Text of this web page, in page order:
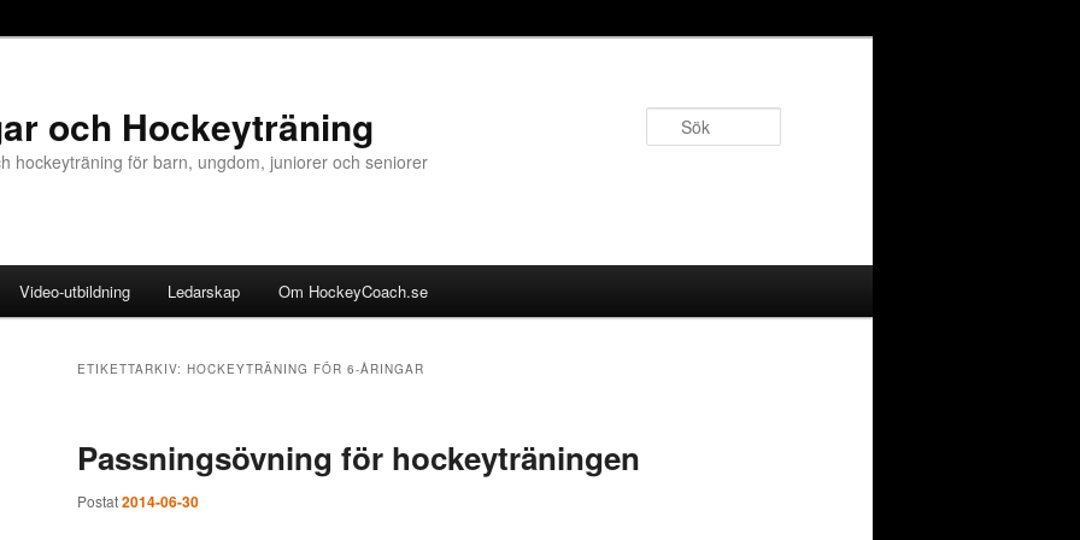
och Hockeyträning
hockeyträning för barn, ungdom, juniorer och seniorer
Video-utbildning Ledarskap Om HockeyCoach.se
ETIKETTARKIV: HOCKEYTRÄNING FÖR 6-ÅRINGAR
Passningsövning för hockeyträningen
Postat2014-06-30